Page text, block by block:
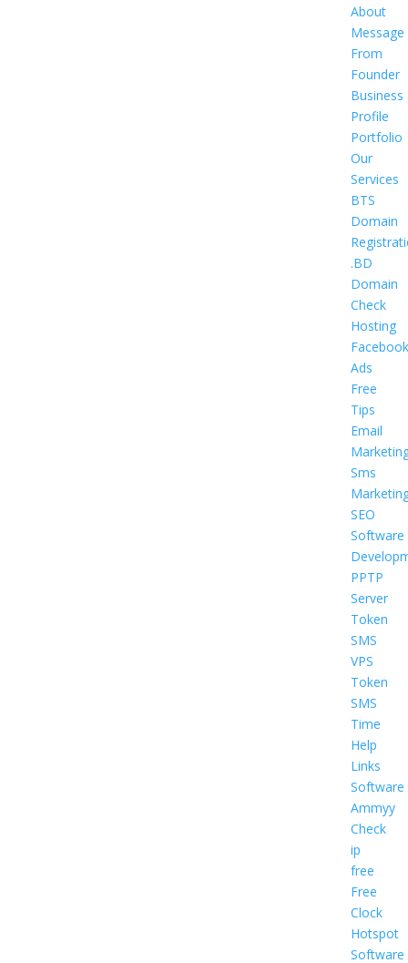
About
Message
From
Founder
Business
Profile
Portfolio
Our
Services
BTS
Domain
.BD
Domain
Check
Hosting
Facebook
Ads
Free
Tips
Email
Sms
SEO
Software
PPTP
Server
Token
SMS
VPS
Token
SMS
Time
Help
Links
Software
Ammyy
Check
ip
free
Free
Clock
Hotspot
Software